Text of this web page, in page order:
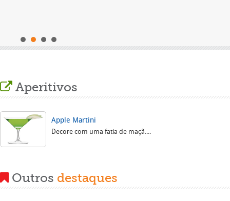
Aperitivos
Apple Martini
Decore com uma fatia de maçã....
Outros destaques